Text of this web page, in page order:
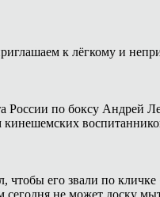
к лёгкому и
по боксу Андрей
его звали по кличке
сегодня не может доску